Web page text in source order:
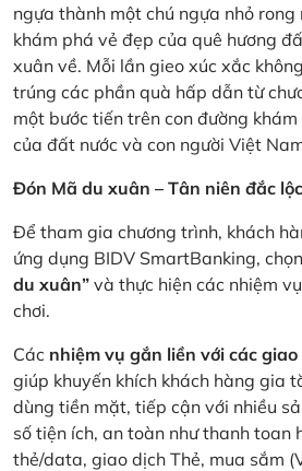
ngựa thành một chú ngựa nhỏ
khám phá vẻ đẹp của quê hương
xuân về. Mỗi lần gieo xúc xắc
trúng các phần quà hấp dẫn từ
một bước tiến trên con đường
của đất nước và con người Việt
Đón Mã du xuân – Tân niên đắc
Để tham gia chương trình, khách
ứng dụng BIDV SmartBanking,
du xuân” và thực hiện các nhiệm
chơi.
Các nhiệm vụ gắn liền với các
giúp khuyến khích khách hàng gia
dùng tiền mặt, tiếp cận với nhiều
số tiện ích, an toàn như thanh toan
thẻ/data, giao dịch Thẻ, mua sắm